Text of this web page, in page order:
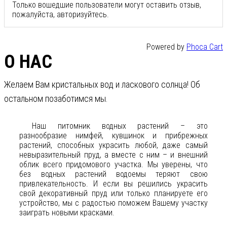
Только вошедшие пользователи могут оставить отзыв,
пожалуйста, авторизуйтесь.
Powered by Phoca Cart
О НАС
Желаем Вам кристальных вод и ласкового солнца! Об
остальном позаботимся мы.
Наш питомник водных растений – это
разнообразие нимфей, кувшинок и прибрежных
растений, способных украсить любой, даже самый
невыразительный пруд, а вместе с ним – и внешний
облик всего придомового участка. Мы уверены, что
без водных растений водоемы теряют свою
привлекательность. И если вы решились украсить
свой декоративный пруд или только планируете его
устройство, мы с радостью поможем Вашему участку
заиграть новыми красками.